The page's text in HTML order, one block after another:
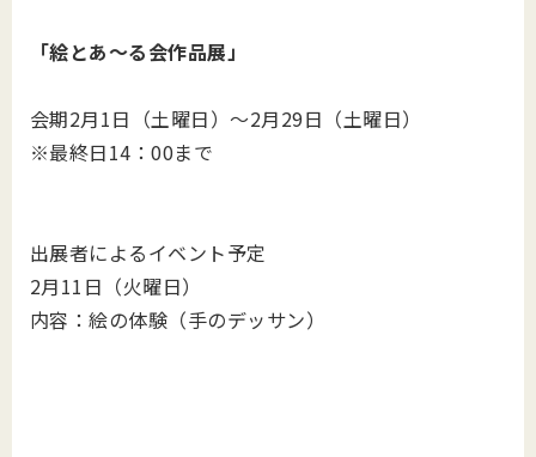
「絵とあ～る会作品展」
会期2月1日（土曜日）～2月29日（土曜日）
※最終日14：00まで
出展者によるイベント予定
2月11日（火曜日）
内容：絵の体験（手のデッサン）